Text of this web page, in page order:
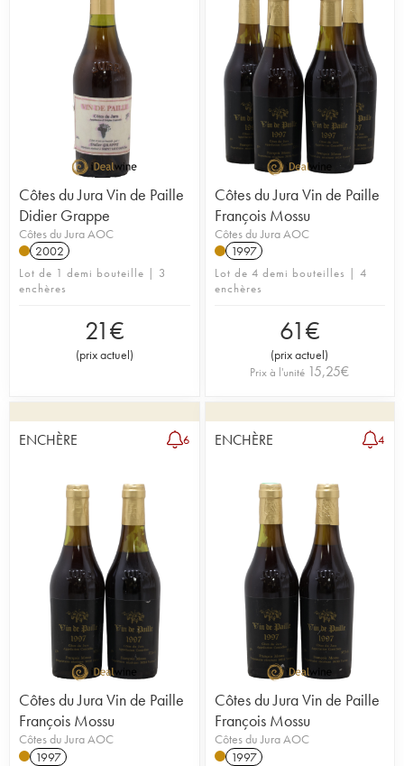
Côtes du Jura Vin de Paille
Didier Grappe
Côtes du Jura AOC
2002
Lot de 1 demi bouteille | 3
enchères
21€
(prix actuel)
Côtes du Jura Vin de Paille
François Mossu
Côtes du Jura AOC
1997
Lot de 4 demi bouteilles | 4
enchères
61€
(prix actuel)
Prix à l'unité 15,25€
ENCHÈRE 6
Côtes du Jura Vin de Paille
François Mossu
Côtes du Jura AOC
1997
ENCHÈRE 4
Côtes du Jura Vin de Paille
François Mossu
Côtes du Jura AOC
1997